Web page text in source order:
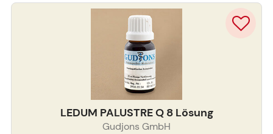
LEDUM PALUSTRE Q 8 Lösung
Gudjons GmbH